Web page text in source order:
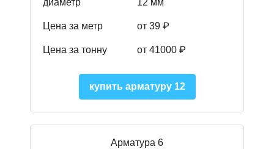
диаметр 12 мм
Цена за метр от 39 ₽
Цена за тонну от 41000 ₽
купить арматуру 12
Арматура 6